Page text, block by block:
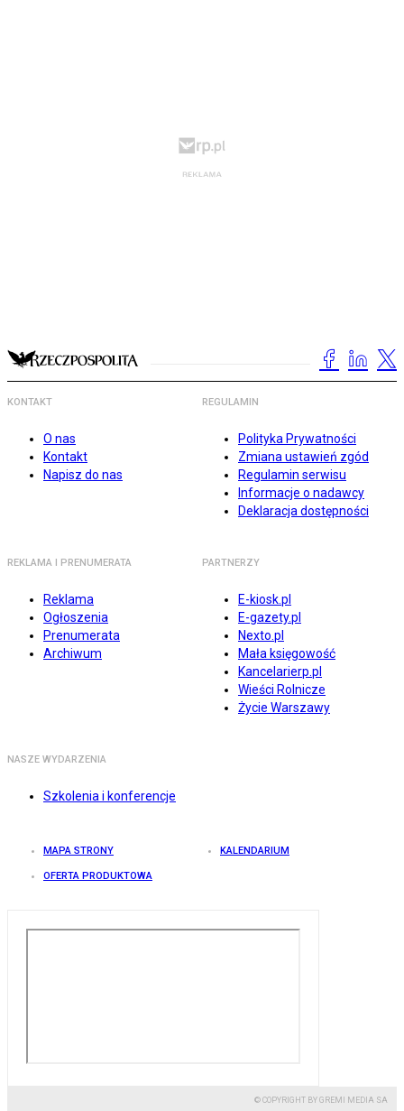
KONTAKT
O nas
Kontakt
Napisz do nas
REGULAMIN
Polityka Prywatności
Zmiana ustawień zgód
Regulamin serwisu
Informacje o nadawcy
Deklaracja dostępności
REKLAMA I PRENUMERATA
Reklama
Ogłoszenia
Prenumerata
Archiwum
PARTNERZY
E-kiosk.pl
E-gazety.pl
Nexto.pl
Mała księgowość
Kancelarierp.pl
Wieści Rolnicze
Życie Warszawy
NASZE WYDARZENIA
Szkolenia i konferencje
MAPA STRONY KALENDARIUM
OFERTA PRODUKTOWA
© COPYRIGHT BY GREMI MEDIA SA